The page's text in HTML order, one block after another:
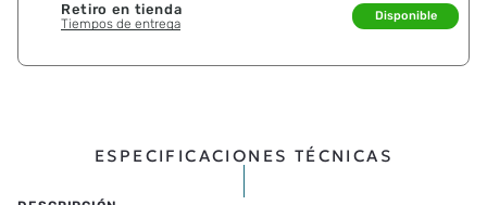
Retiro en tienda
Tiempos de entrega
Disponible
ESPECIFICACIONES TÉCNICAS